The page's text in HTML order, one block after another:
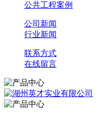
公共工程案例
公司新闻
行业新闻
联系方式
在线留言